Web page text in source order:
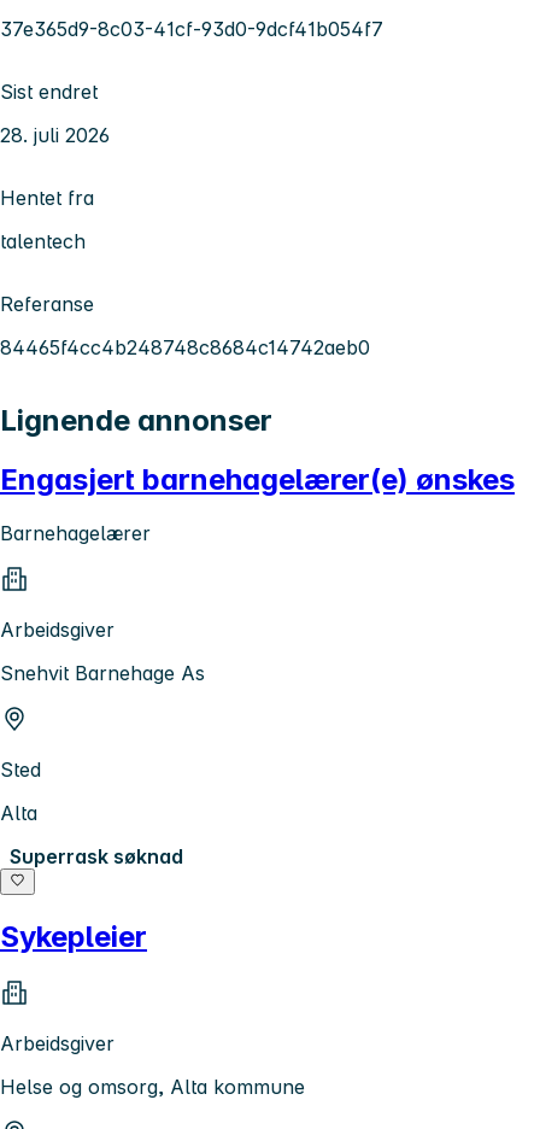
37e365d9-8c03-41cf-93d0-9dcf41b054f7
Sist endret
28. juli 2026
Hentet fra
talentech
Referanse
84465f4cc4b248748c8684c14742aeb0
Lignende annonser
Engasjert barnehagelærer(e) ønskes
Barnehagelærer
Arbeidsgiver
Snehvit Barnehage As
Sted
Alta
Superrask søknad
Sykepleier
Arbeidsgiver
Helse og omsorg, Alta kommune